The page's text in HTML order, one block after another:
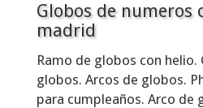
Globos de numeros
madrid
Ramo de globos con helio.
globos. Arcos de globos.
para cumpleaños. Arco de